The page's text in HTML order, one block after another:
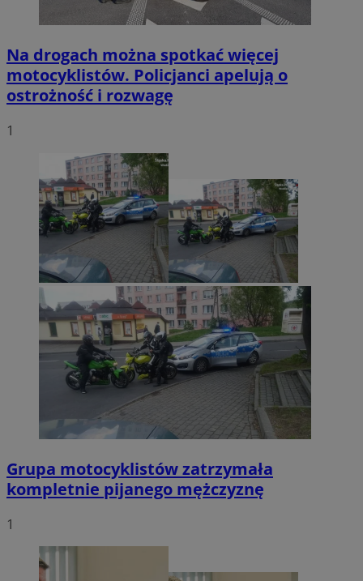
Na drogach można spotkać więcej
motocyklistów. Policjanci apelują o
ostrożność i rozwagę
1
Grupa motocyklistów zatrzymała
kompletnie pijanego mężczyznę
1